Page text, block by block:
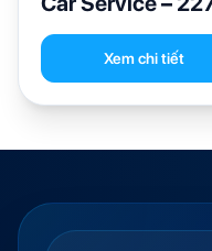
Xem chi tiết